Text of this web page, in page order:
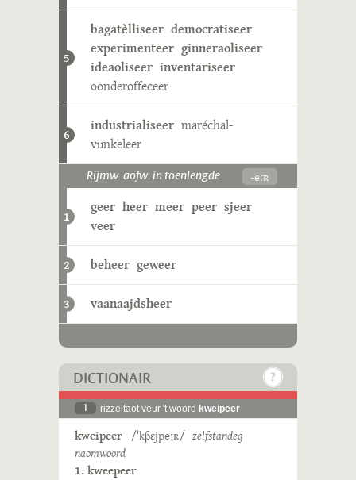
5
bagatèlliseer democratiseer
experimenteer ginneraoliseer
ideaoliseer inventariseer
oonderoffeceer
6
industrialiseer maréchal-
vunkeleer
Rijmw. aofw. in toenlengde -eːʀ
1
geer heer meer peer sjeer
veer
2 beheer geweer
3 vaanaajdsheer
DICTIONAIR
1 rizzeltaot veur 't woord kweipeer
kweipeer /ˈkβɛjpeˑʀ/ zelfstandeg
naomwoord
1. kweepeer